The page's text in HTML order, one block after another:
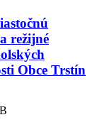
režijné
Obce Trstín